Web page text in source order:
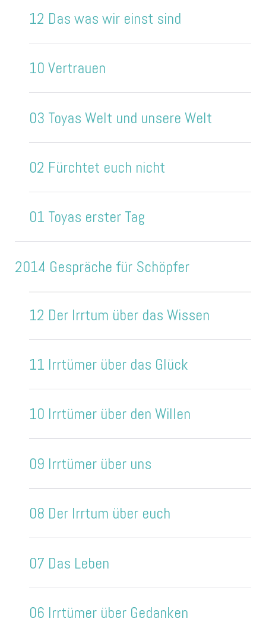
12 Das was wir einst sind
10 Vertrauen
03 Toyas Welt und unsere Welt
02 Fürchtet euch nicht
01 Toyas erster Tag
2014 Gespräche für Schöpfer
12 Der Irrtum über das Wissen
11 Irrtümer über das Glück
10 Irrtümer über den Willen
09 Irrtümer über uns
08 Der Irrtum über euch
07 Das Leben
06 Irrtümer über Gedanken